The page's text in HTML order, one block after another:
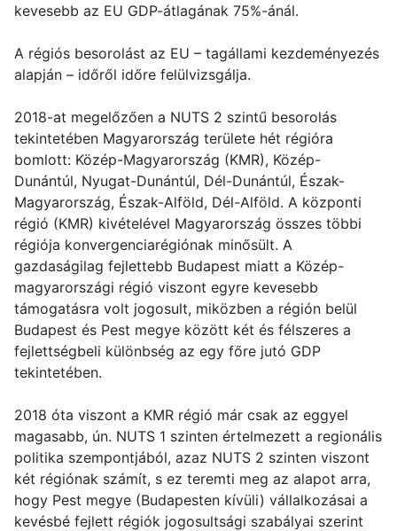
kevesebb az EU GDP-átlagának 75%-ánál.
A régiós besorolást az EU – tagállami kezdeményezés
alapján – időről időre felülvizsgálja.
2018-at megelőzően a NUTS 2 szintű besorolás
tekintetében Magyarország területe hét régióra
bomlott: Közép-Magyarország (KMR), Közép-
Dunántúl, Nyugat-Dunántúl, Dél-Dunántúl, Észak-
Magyarország, Észak-Alföld, Dél-Alföld. A központi
régió (KMR) kivételével Magyarország összes többi
régiója konvergenciarégiónak minősült. A
gazdaságilag fejlettebb Budapest miatt a Közép-
magyarországi régió viszont egyre kevesebb
támogatásra volt jogosult, miközben a régión belül
Budapest és Pest megye között két és félszeres a
fejlettségbeli különbség az egy főre jutó GDP
tekintetében.
2018 óta viszont a KMR régió már csak az eggyel
magasabb, ún. NUTS 1 szinten értelmezett a regionális
politika szempontjából, azaz NUTS 2 szinten viszont
két régiónak számít, s ez teremti meg az alapot arra,
hogy Pest megye (Budapesten kívüli) vállalkozásai a
kevésbé fejlett régiók jogosultsági szabályai szerint